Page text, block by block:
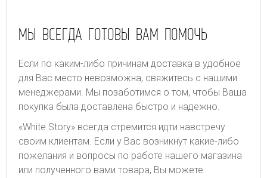
МЫ ВСЕГДА ГОТОВЫ ВАМ ПОМОЧЬ
Если по каким-либо причинам доставка в удобное
для Вас место невозможна, свяжитесь с нашими
менеджерами. Мы позаботимся о том, чтобы Ваша
покупка была доставлена быстро и надежно.
«White Story» всегда стремится идти навстречу
своим клиентам. Если у Вас возникнут какие-либо
пожелания и вопросы по работе нашего магазина
или полученного вами товара, Вы можете